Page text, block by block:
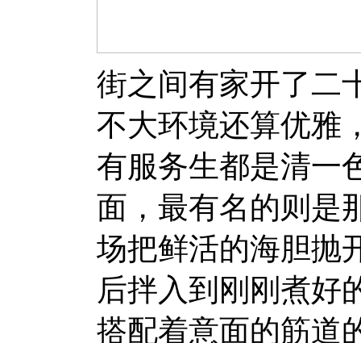
街之间有家开了二
不大环境还算优雅
有服务生都是清一
面，最有名的则是
场把鲜活的海胆抛
后拌入到刚刚煮好
搭配着意面的筋道